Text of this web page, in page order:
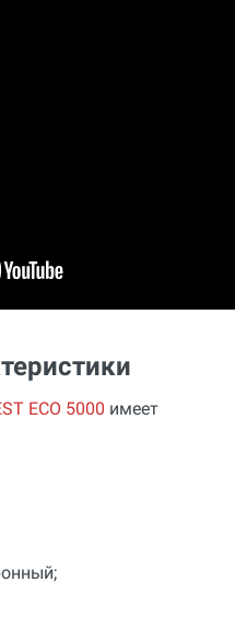
ECO 5000 имеет